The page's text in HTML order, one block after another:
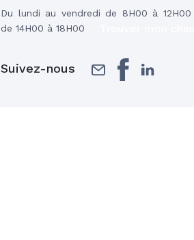
Du lundi au vendredi de 8H00 à
de 14H00 à 18H00
Suivez-nous